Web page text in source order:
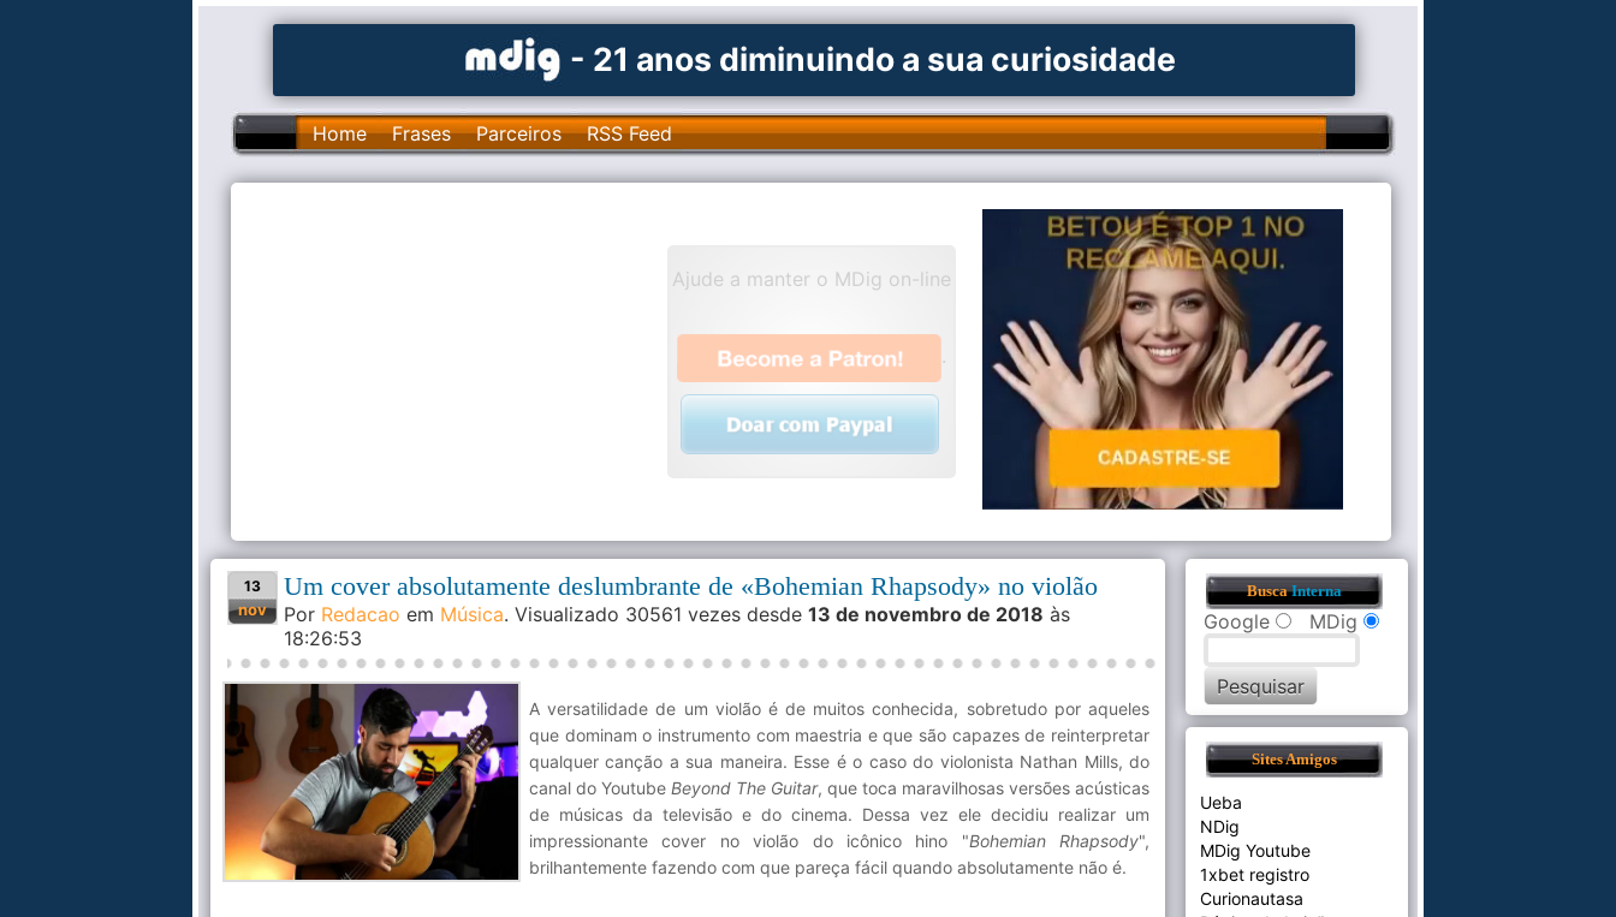
- 21 anos diminuindo a sua curiosidade
Home Frases Parceiros RSS Feed
Ajude a manter o MDig on-line
.
13
nov
Um cover absolutamente deslumbrante de «Bohemian Rhapsody» no violão
Por Redacao em Música. Visualizado 30561 vezes desde 13 de novembro de 2018 às
18:26:53
A versatilidade de um violão é de muitos conhecida, sobretudo por aqueles
que dominam o instrumento com maestria e que são capazes de reinterpretar
qualquer canção a sua maneira. Esse é o caso do violonista Nathan Mills, do
canal do Youtube Beyond The Guitar, que toca maravilhosas versões acústicas
de músicas da televisão e do cinema. Dessa vez ele decidiu realizar um
impressionante cover no violão do icônico hino "Bohemian Rhapsody",
brilhantemente fazendo com que pareça fácil quando absolutamente não é.
BuscaInterna
Google MDig
Sites Amigos
Ueba
NDig
MDig Youtube
1xbet registro
Curionautasa